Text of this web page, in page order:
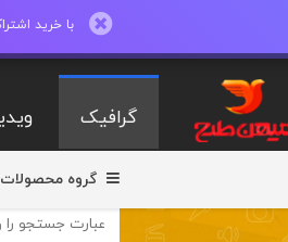
با خرید اشتراک ماهیانه تا 600 طرح لایه
گرافیک
گروه محصولات